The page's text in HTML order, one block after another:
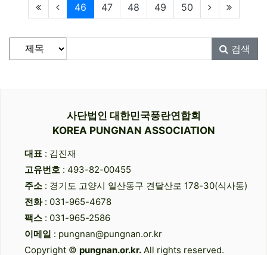
46현재페이지
47 48 49 50
게시물 검색
검색대상
검색어필수 검색
사단법인 대한민국풍란연합회
KOREA PUNGNAN ASSOCIATION
대표 : 김진재
고유번호 : 493-82-00455
주소 : 경기도 고양시 일산동구 견달산로 178-30(식사동)
전화: 031-965-4678
팩스 : 031-965-2586
이메일 : pungnan@pungnan.or.kr
Copyright © pungnan.or.kr. All rights reserved.